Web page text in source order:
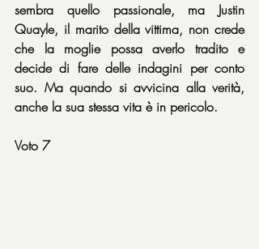
sembra quello passionale, ma Justin
Quayle, il marito della vittima, non crede
che la moglie possa averlo tradito e
decide di fare delle indagini per conto
suo. Ma quando si avvicina alla verità,
anche la sua stessa vita è in pericolo.
Voto 7